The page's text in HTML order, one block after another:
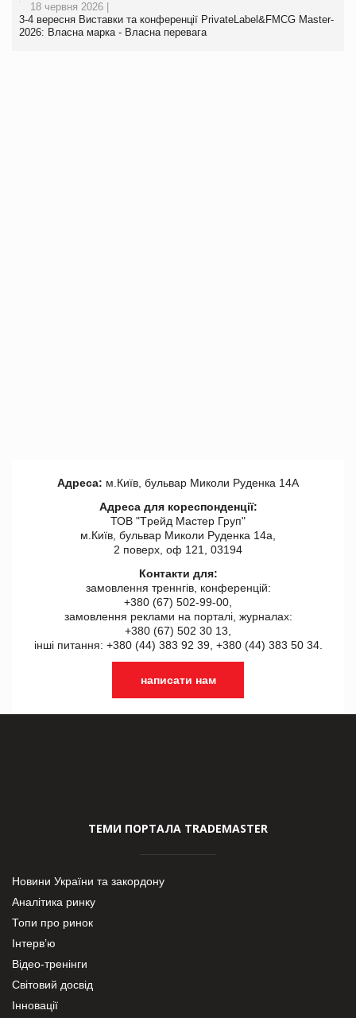
18 червня 2026 |
3-4 вересня Виставки та конференції PrivateLabel&FMCG Master-
2026: Власна марка - Власна перевага
Адреса: м.Київ, бульвар Миколи Руденка 14А
Адреса для кореспонденції:
ТОВ "Tрейд Мастер Груп"
м.Київ, бульвар Миколи Руденка 14а,
2 поверх, оф 121, 03194
Контакти для:
замовлення треннгів, конференцій:
+380 (67) 502-99-00,
замовлення реклами на порталі, журналах:
+380 (67) 502 30 13,
інші питання: +380 (44) 383 92 39, +380 (44) 383 50 34.
написати нам
ТЕМИ ПОРТАЛА TRADEMASTER
Новини України та закордону
Аналітика ринку
Топи про ринок
Інтерв’ю
Відео-тренінги
Світовий досвід
Інновації